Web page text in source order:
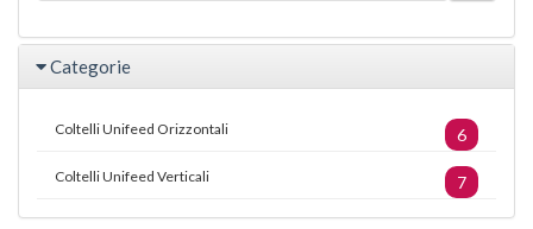
Categorie
Coltelli Unifeed Orizzontali 6
Coltelli Unifeed Verticali 7